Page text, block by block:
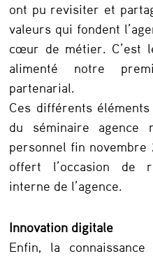
ont pu revisiter et
valeurs qui fondent
cœur de métier. C’est
alimenté notre
partenarial.
Ces différents
du séminaire agence
personnel fin novembre
offert l’occasion de
interne de l’agence.
Innovation digitale
Enfin, la